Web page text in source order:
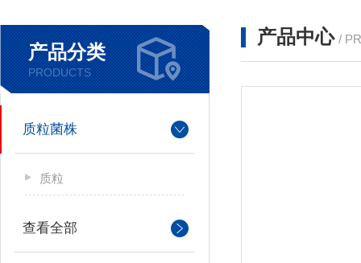
产品分类
PRODUCTS
质粒菌株
质粒
查看全部
产品中心 /